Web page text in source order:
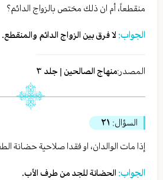
منقطعاً، أم ان ذلك مختص بالزواج الدائم؟
الجواب: لا فرق بين الزواج الدائم والمنقطع.
المصدر:منهاج الصالحين | جلد ٣
السؤال: ٢١
إذا مات الوالدان، او فقدا صلاحية حضانة
الجواب: الحضانة للجد من طرف الأب.